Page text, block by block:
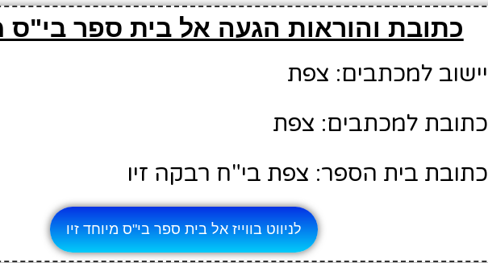
כתובת והוראות הגעה אל בית ספר בי"ס
יישוב למכתבים: צפת
כתובת למכתבים: צפת
כתובת בית הספר: צפת בי"ח רבקה זיו
לניווט בווייז אל בית ספר בי"ס מיוחד זיו